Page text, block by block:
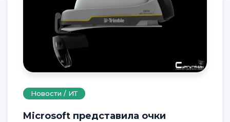
Новости / ИТ
Microsoft представила очки